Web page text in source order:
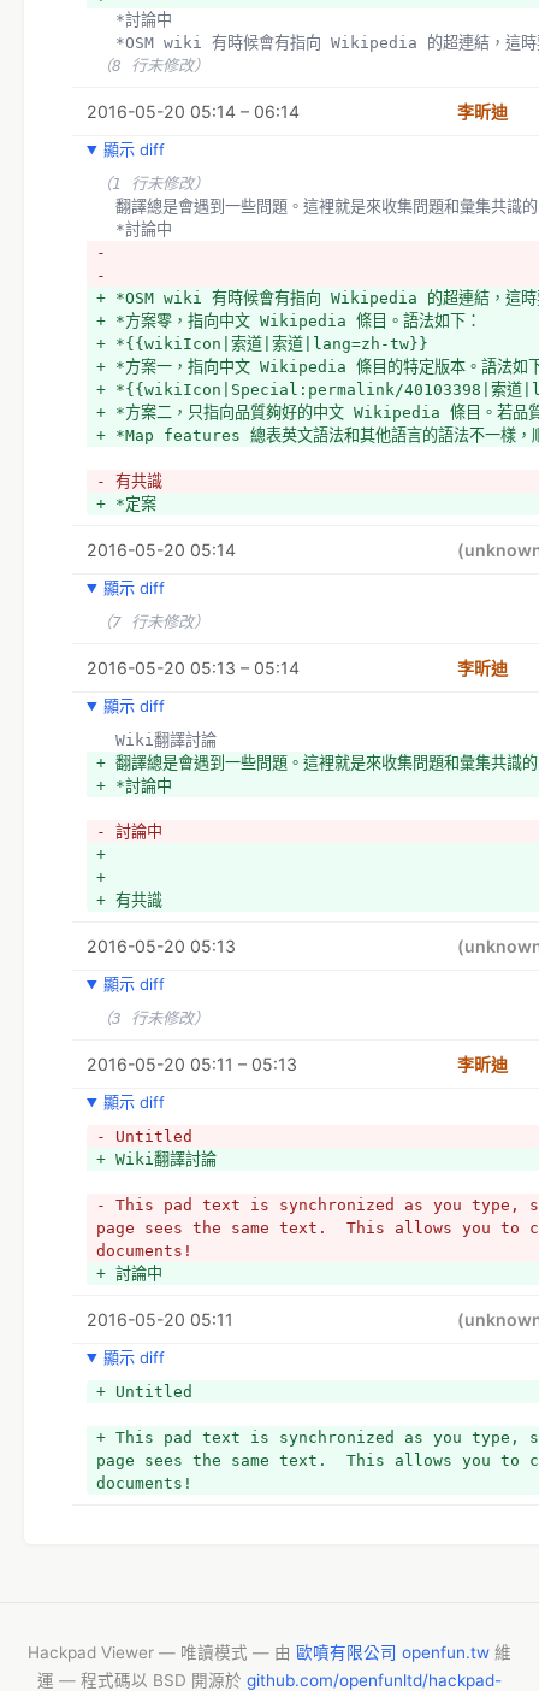
  *討論中
*OSM wiki 有時候會有指向 Wikipedia 的超連結，這
（8 行未修改）
2016-05-20 05:14 – 06:14 李昕迪
顯示 diff
（1 行未修改）
翻譯總是會遇到一些問題。這裡就是來收集問題和彙集共識
  *討論中
-
-
+ *OSM wiki 有時候會有指向 Wikipedia 的超連結，這
+ *方案零，指向中文 Wikipedia 條目。語法如下：
+ *{{wikiIcon|索道|索道|lang=zh-tw}}
+ *方案一，指向中文 Wikipedia 條目的特定版本。語法如
+ *{{wikiIcon|Special:permalink/40103398|索道
+ *方案二，只指向品質夠好的中文 Wikipedia 條目。若品質
+ *Map features 總表英文語法和其他語言的語法不一樣，
- 有共識
+ *定案
2016-05-20 05:14
顯示 diff
（7 行未修改）
2016-05-20 05:13 – 05:14 李昕迪
顯示 diff
  Wiki翻譯討論
+ 翻譯總是會遇到一些問題。這裡就是來收集問題和彙集共識
+ *討論中
- 討論中
+
+
+ 有共識
2016-05-20 05:13
顯示 diff
（3 行未修改）
2016-05-20 05:11 – 05:13 李昕迪
顯示 diff
- Untitled
+ Wiki翻譯討論
- This pad text is synchronized as you type,
page sees the same text.  This allows you to
documents!
+ 討論中
2016-05-20 05:11
顯示 diff
+ Untitled
+ This pad text is synchronized as you type,
page sees the same text.  This allows you to
documents!
Hackpad Viewer — 唯讀模式 — 由 歐噴有限公司 openfun.tw 維
運 — 程式碼以 BSD 開源於 github.com/openfunltd/hackpad-